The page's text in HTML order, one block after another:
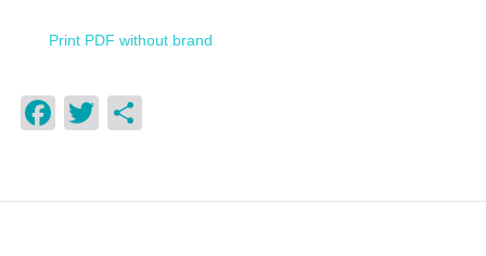
Print PDF without brand
Facebook
Twitter